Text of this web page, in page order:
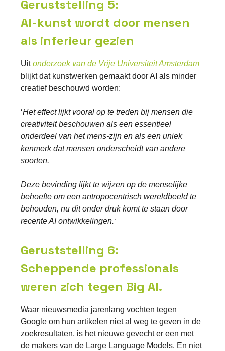
Geruststelling 5:
AI-kunst wordt door mensen
als inferieur gezien
Uitonderzoek van de Vrije Universiteit Amsterdam
blijkt dat kunstwerken gemaakt door AI als minder
creatief beschouwd worden:
‘Het effect lijkt vooral op te treden bij mensen die
creativiteit beschouwen als een essentieel
onderdeel van het mens-zijn en als een uniek
kenmerk dat mensen onderscheidt van andere
soorten.
Deze bevinding lijkt te wijzen op de menselijke
behoefte om een antropocentrisch wereldbeeld te
behouden, nu dit onder druk komt te staan door
recente AI ontwikkelingen.‘
Geruststelling 6:
Scheppende professionals
weren zich tegen Big AI.
Waar nieuwsmedia jarenlang vochten tegen
Google om hun artikelen niet al weg te geven in de
zoekresultaten, is het nieuwe gevecht er een met
de makers van de Large Language Models. En niet